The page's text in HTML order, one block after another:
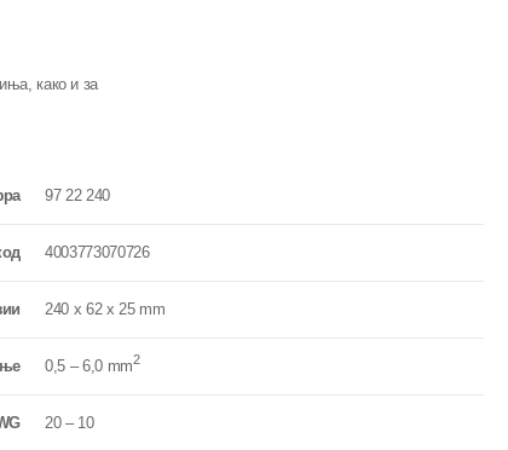
како и за
97 22 240
4003773070726
240 x 62 x 25 mm
0,5 – 6,0 mm2
20 – 10